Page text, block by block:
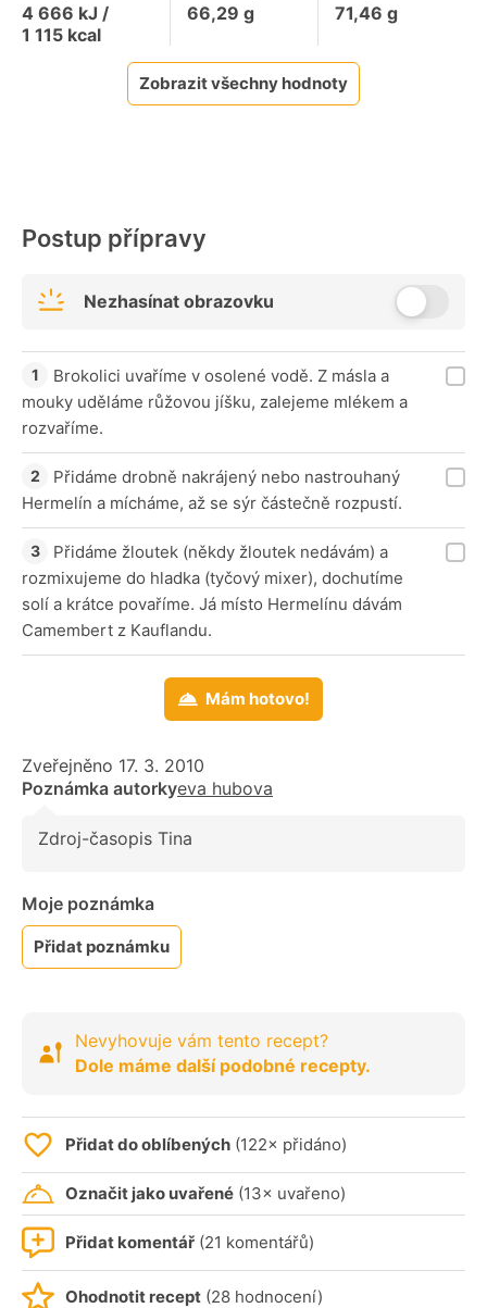
4 666 kJ /
1 115 kcal
66,29 g
71,46 g
Zobrazit všechny hodnoty
Postup přípravy
Nezhasínat obrazovku
Brokolici uvaříme v osolené vodě. Z másla a
mouky uděláme růžovou jíšku, zalejeme mlékem a
rozvaříme.
Přidáme drobně nakrájený nebo nastrouhaný
Hermelín a mícháme, až se sýr částečně rozpustí.
Přidáme žloutek (někdy žloutek nedávám) a
rozmixujeme do hladka (tyčový mixer), dochutíme
solí a krátce povaříme. Já místo Hermelínu dávám
Camembert z Kauflandu.
Mám hotovo!
Zveřejněno 17. 3. 2010
Poznámka autorkyeva hubova
Zdroj-časopis Tina
Moje poznámka
Přidat poznámku
Nevyhovuje vám tento recept?
Dole máme další podobné recepty.
Přidat do oblíbených (122× přidáno)
Označit jako uvařené (13× uvařeno)
Přidat komentář (21 komentářů)
Ohodnotit recept (28 hodnocení)